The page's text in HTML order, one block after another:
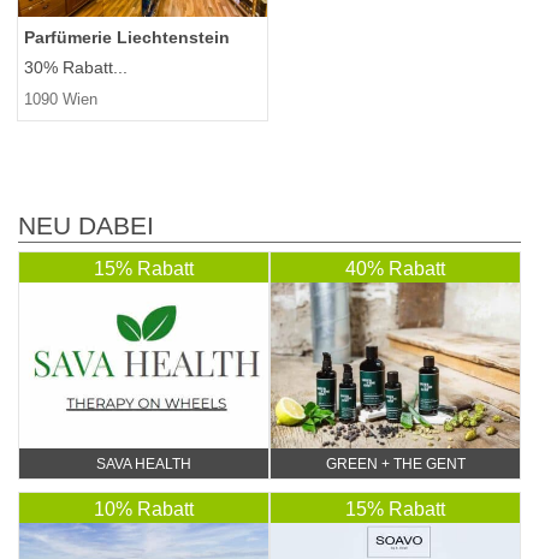
Parfümerie Liechtenstein
30% Rabatt...
1090 Wien
NEU DABEI
15% Rabatt
SAVA HEALTH
40% Rabatt
GREEN + THE GENT
10% Rabatt 15% Rabatt